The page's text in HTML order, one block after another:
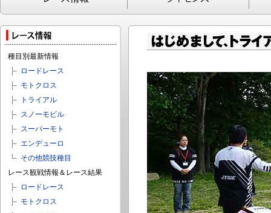
種目別最新情報
ロードレース
モトクロス
トライアル
スノーモビル
スーパーモト
エンデューロ
その他競技種目
レース観戦情報＆レース結果
ロードレース
モトクロス